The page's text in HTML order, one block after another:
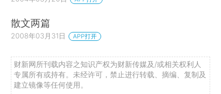
散文两篇
2008年03月31日 APP打开
财新网所刊载内容之知识产权为财新传媒及/或相关权利人
专属所有或持有。未经许可，禁止进行转载、摘编、复制及
建立镜像等任何使用。